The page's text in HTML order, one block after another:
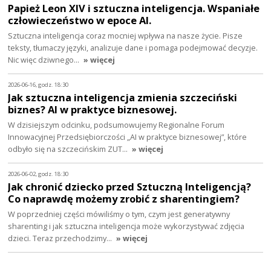
Papież Leon XIV i sztuczna inteligencja. Wspaniałe
człowieczeństwo w epoce AI.
Sztuczna inteligencja coraz mocniej wpływa na nasze życie. Pisze
teksty, tłumaczy języki, analizuje dane i pomaga podejmować decyzje.
Nic więc dziwnego… » więcej
2026-06-16, godz. 18:30
Jak sztuczna inteligencja zmienia szczeciński
biznes? AI w praktyce biznesowej.
W dzisiejszym odcinku, podsumowujemy Regionalne Forum
Innowacyjnej Przedsiębiorczości „AI w praktyce biznesowej”, które
odbyło się na szczecińskim ZUT… » więcej
2026-06-02, godz. 18:30
Jak chronić dziecko przed Sztuczną Inteligencją?
Co naprawdę możemy zrobić z sharentingiem?
W poprzedniej części mówiliśmy o tym, czym jest generatywny
sharenting i jak sztuczna inteligencja może wykorzystywać zdjęcia
dzieci. Teraz przechodzimy… » więcej